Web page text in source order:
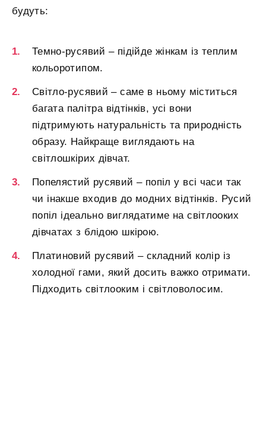
будуть:
Темно-русявий – підійде жінкам із теплим
кольоротипом.
Світло-русявий – саме в ньому міститься
багата палітра відтінків, усі вони
підтримують натуральність та природність
образу. Найкраще виглядають на
світлошкірих дівчат.
Попелястий русявий – попіл у всі часи так
чи інакше входив до модних відтінків. Русий
попіл ідеально виглядатиме на світлооких
дівчатах з блідою шкірою.
Платиновий русявий – складний колір із
холодної гами, який досить важко отримати.
Підходить світлооким і світловолосим.